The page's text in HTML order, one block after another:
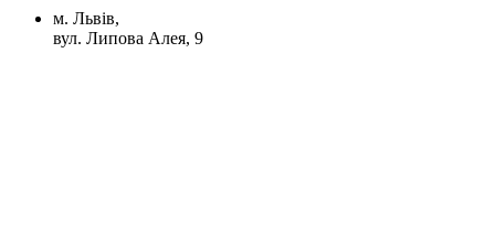
м. Львів,
вул. Липова Алея, 9